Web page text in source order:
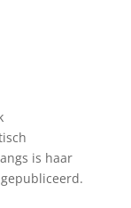
is haar